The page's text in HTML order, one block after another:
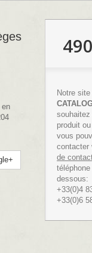
en
Notre
produit
vous
contacter
de
dessous:
+33(0)4
+33(0)6